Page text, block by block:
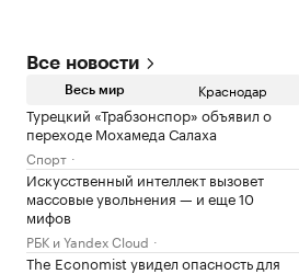
Все новости
Весь мир Краснодар
Турецкий «Трабзонспор» объявил о
переходе Мохамеда Салаха
Спорт
Искусственный интеллект вызовет
массовые увольнения — и еще 10
мифов
РБК и Yandex Cloud
The Economist увидел опасность для